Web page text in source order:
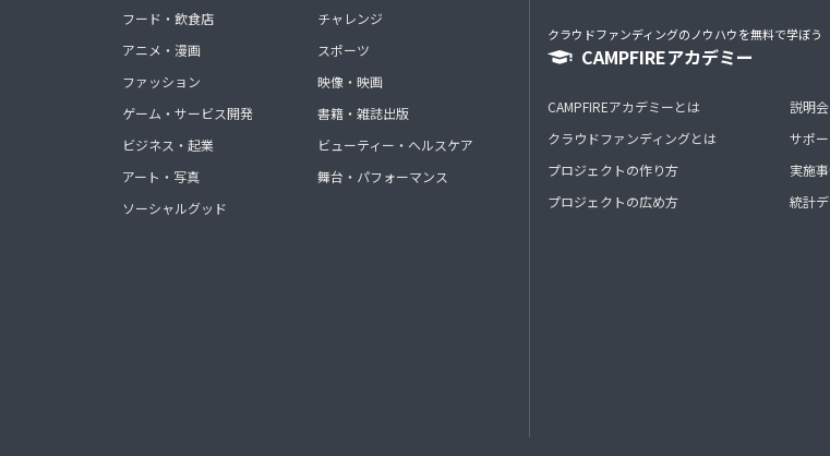
フード・飲食店
アニメ・漫画
ファッション
ゲーム・サービス開発
ビジネス・起業
アート・写真
ソーシャルグッド
チャレンジ
スポーツ
映像・映画
書籍・雑誌出版
ビューティー・ヘルスケア
舞台・パフォーマンス
クラウドファンディングのノウハウを無料で学ぼう
CAMPFIREアカデミー
CAMPFIREアカデミーとは
クラウドファンディングとは
プロジェクトの作り方
プロジェクトの広め方
説明
サポ
実施
統計